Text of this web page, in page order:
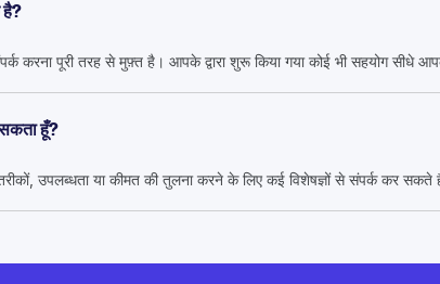
है?
करना पूरी तरह से मुफ़्त है। आपके द्वारा शुरू किया गया कोई भी सहयोग सीधे
सकता हूँ?
उपलब्धता या कीमत की तुलना करने के लिए कई विशेषज्ञों से संपर्क कर सकते